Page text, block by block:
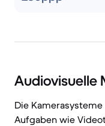
Audiovisuelle
Die
Aufgaben wie